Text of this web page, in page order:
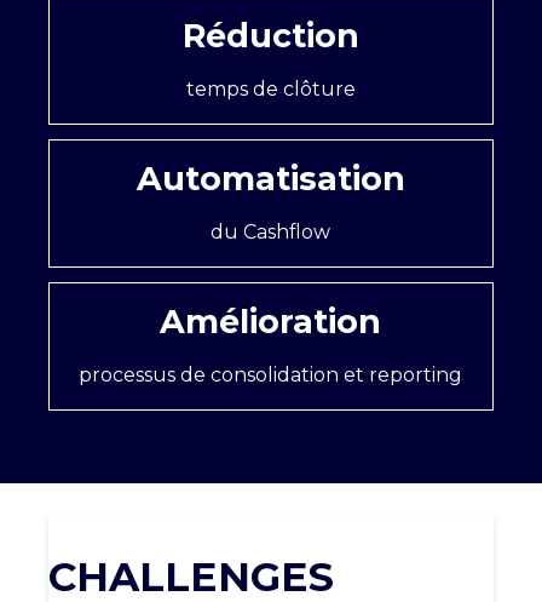
Réduction
temps de clôture
Automatisation
du Cashflow
Amélioration
processus de consolidation et reporting
CHALLENGES